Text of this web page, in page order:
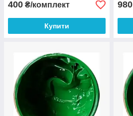
400 ₴/комплект
Купити
980